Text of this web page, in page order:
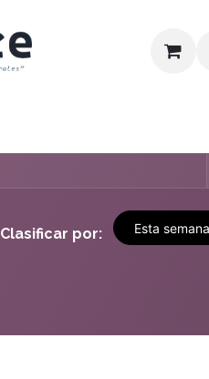
Clasificar por: Esta semana